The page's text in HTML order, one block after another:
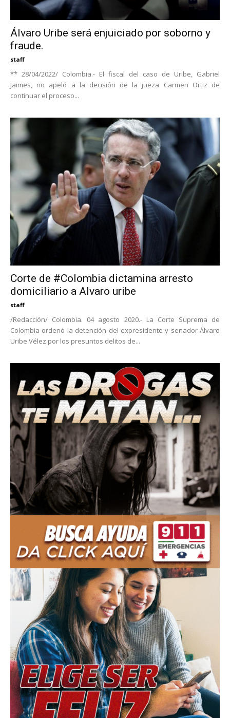
Álvaro Uribe será enjuiciado por soborno y
fraude.
staff
** 28/04/2022/ Colombia.- El fiscal del caso de Uribe, Gabriel
Jaimes, no apeló a la decisión de la jueza Carmen Ortiz de
continuar el proceso...
Corte de #Colombia dictamina arresto
domiciliario a Alvaro uribe
staff
/Redacción/ Colombia. 04 agosto 2020.- La Corte Suprema de
Colombia ordenó la detención del expresidente y senador Álvaro
Uribe Vélez por los presuntos delitos de...